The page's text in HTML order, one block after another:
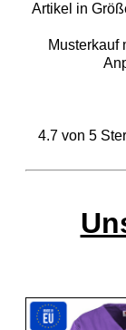
Artikel in
Musterkauf
4.7von 5